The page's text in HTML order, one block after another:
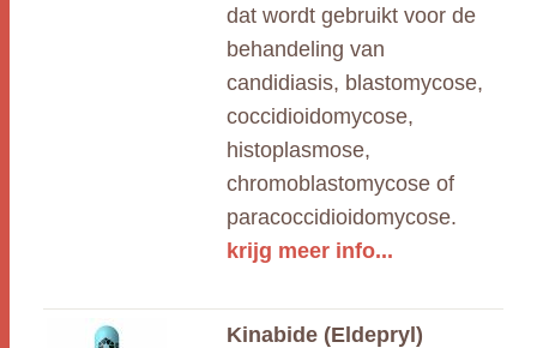
dat wordt gebruikt voor de
behandeling van
candidiasis, blastomycose,
coccidioidomycose,
histoplasmose,
chromoblastomycose of
paracoccidioidomycose.
krijg meer info...
Kinabide (Eldepryl)